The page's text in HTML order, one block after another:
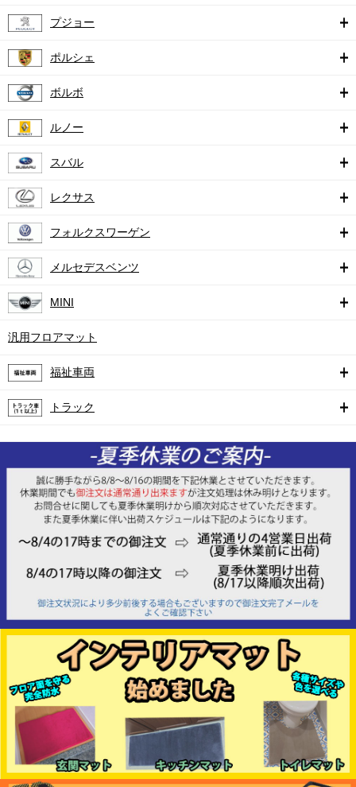
プジョー
ポルシェ
ボルボ
ルノー
スバル
レクサス
フォルクスワーゲン
メルセデスベンツ
MINI
汎用フロアマット
福祉車両
トラック